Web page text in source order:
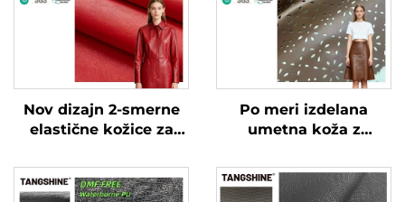
Nov dizajn 2-smerne
elastične kožice za
izdelana umetna koža
Po meri izdelana
umetna koža z
za oblačila in jakne